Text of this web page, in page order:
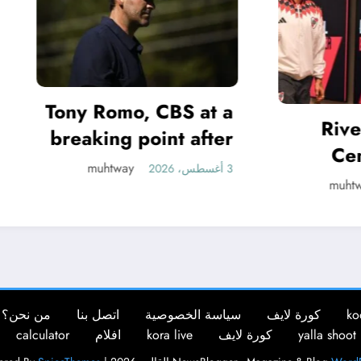
Romo, CBS at a
point after
leave: ‘Worst
3 أغسطس، 2026
River vs.
Central,
VIVO por el
formaciones,
كورة لايف سياسة الخصوصية اتصل بنا من نحن؟
yalla shoot
كورة لايف kora live افلام calculator